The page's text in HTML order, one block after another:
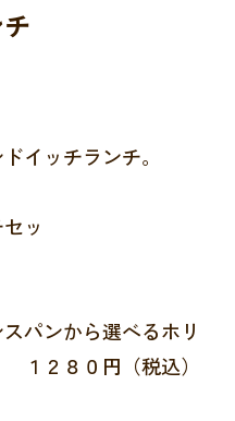
イッチランチ。
ッ
パンから選べるホリ
２８０円（税込）